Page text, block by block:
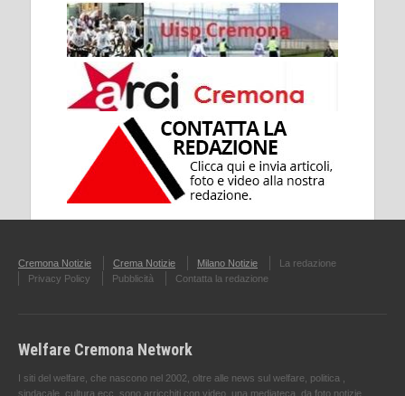
Cremona Notizie Crema Notizie Milano Notizie
La redazione
Privacy Policy
Pubblicità Contatta la redazione
Welfare Cremona Network
I siti del welfare, che nascono nel 2002, oltre alle news sul welfare, politica ,
sindacale ,cultura ecc. sono arricchiti con video, una mediateca, da foto notizie,